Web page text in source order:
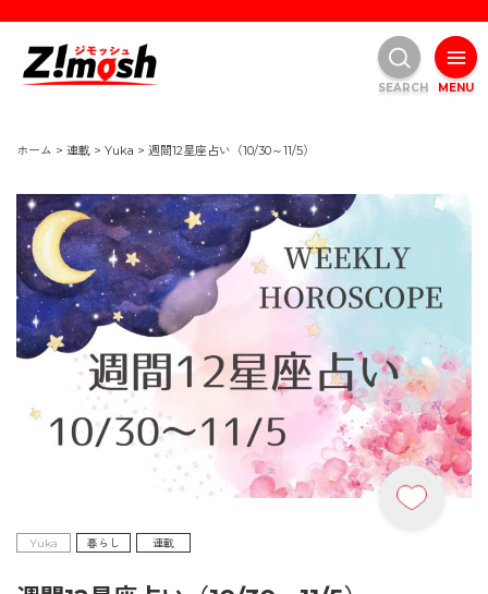
ホーム > 連載 > Yuka > 週間12星座占い（10/30～11/5）
Yuka 暮らし 連載
MENU
SEARCH